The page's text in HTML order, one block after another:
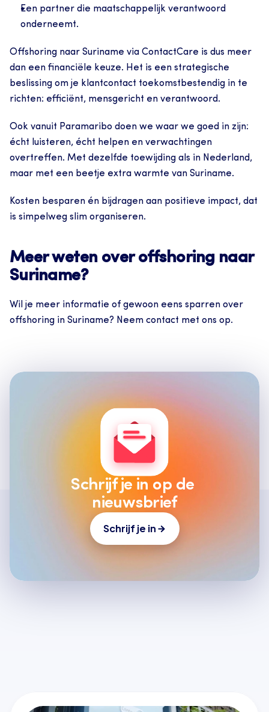
Een partner die maatschappelijk verantwoord
onderneemt.
Offshoring naar Suriname via ContactCare is dus meer
dan een financiële keuze. Het is een strategische
beslissing om je klantcontact toekomstbestendig in te
richten: efficiënt, mensgericht en verantwoord.
Ook vanuit Paramaribo doen we waar we goed in zijn:
écht luisteren, écht helpen en verwachtingen
overtreffen. Met dezelfde toewijding als in Nederland,
maar met een beetje extra warmte van Suriname.
Kosten besparen én bijdragen aan positieve impact, dat
is simpelweg slim organiseren.
Meer weten over offshoring naar
Suriname?
Wil je meer informatie of gewoon eens sparren over
offshoring in Suriname? Neem contact met ons op.
Schrijf je in op de
nieuwsbrief
Schrijf je in